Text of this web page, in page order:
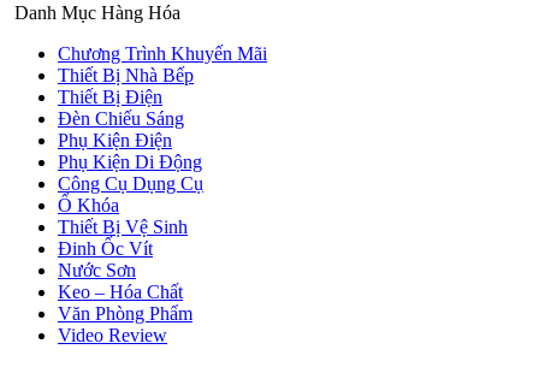
Danh Mục Hàng Hóa
Chương Trình Khuyến Mãi
Thiết Bị Nhà Bếp
Thiết Bị Điện
Đèn Chiếu Sáng
Phụ Kiện Điện
Phụ Kiện Di Động
Công Cụ Dụng Cụ
Ổ Khóa
Thiết Bị Vệ Sinh
Đinh Ốc Vít
Nước Sơn
Keo – Hóa Chất
Văn Phòng Phẩm
Video Review